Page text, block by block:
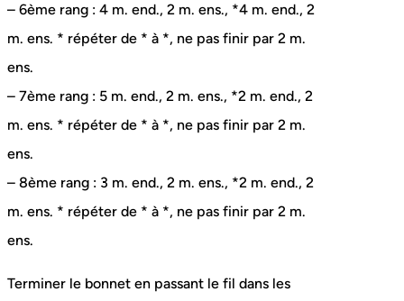
– 6ème rang : 4 m. end., 2 m. ens., *4 m. end., 2
m. ens. * répéter de * à *, ne pas finir par 2 m.
ens.
– 7ème rang : 5 m. end., 2 m. ens., *2 m. end., 2
m. ens. * répéter de * à *, ne pas finir par 2 m.
ens.
– 8ème rang : 3 m. end., 2 m. ens., *2 m. end., 2
m. ens. * répéter de * à *, ne pas finir par 2 m.
ens.
Terminer le bonnet en passant le fil dans les